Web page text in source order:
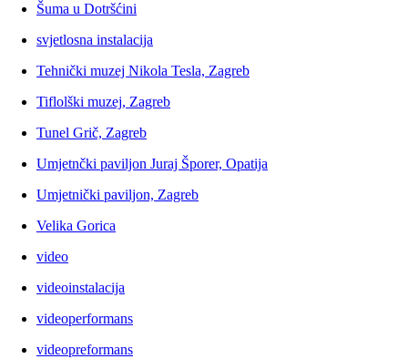
Šuma u Dotršćini
svjetlosna instalacija
Tehnički muzej Nikola Tesla, Zagreb
Tiflolški muzej, Zagreb
Tunel Grič, Zagreb
Umjetnčki paviljon Juraj Šporer, Opatija
Umjetnički paviljon, Zagreb
Velika Gorica
video
videoinstalacija
videoperformans
videopreformans